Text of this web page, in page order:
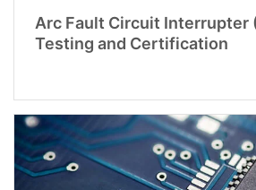
Arc Fault Circuit Interrupter
Testing and Certification